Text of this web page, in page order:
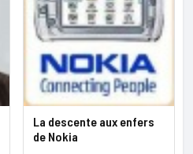
La descente aux enfers
de Nokia